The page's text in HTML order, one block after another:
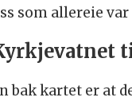
som allereie
bak kartet er at